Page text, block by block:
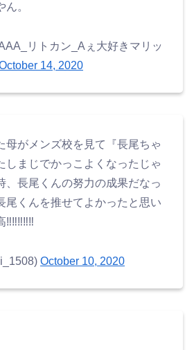
。
リトカン_Aぇ大好きマリッ
14, 2020
母がメンズ校を見て『長尾ちゃ
しまじでかっこよくなったじゃ
、長尾くんの努力の成果だなっ
尾くんを推せてよかったと思い
‼️‼️‼️‼️‼️
October 10, 2020